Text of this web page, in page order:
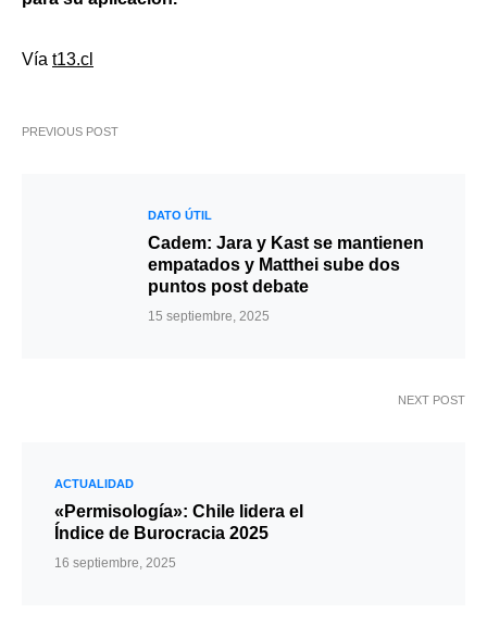
Vía t13.cl
PREVIOUS POST
DATO ÚTIL
Cadem: Jara y Kast se mantienen
empatados y Matthei sube dos
puntos post debate
15 septiembre, 2025
NEXT POST
ACTUALIDAD
«Permisología»: Chile lidera el
Índice de Burocracia 2025
16 septiembre, 2025